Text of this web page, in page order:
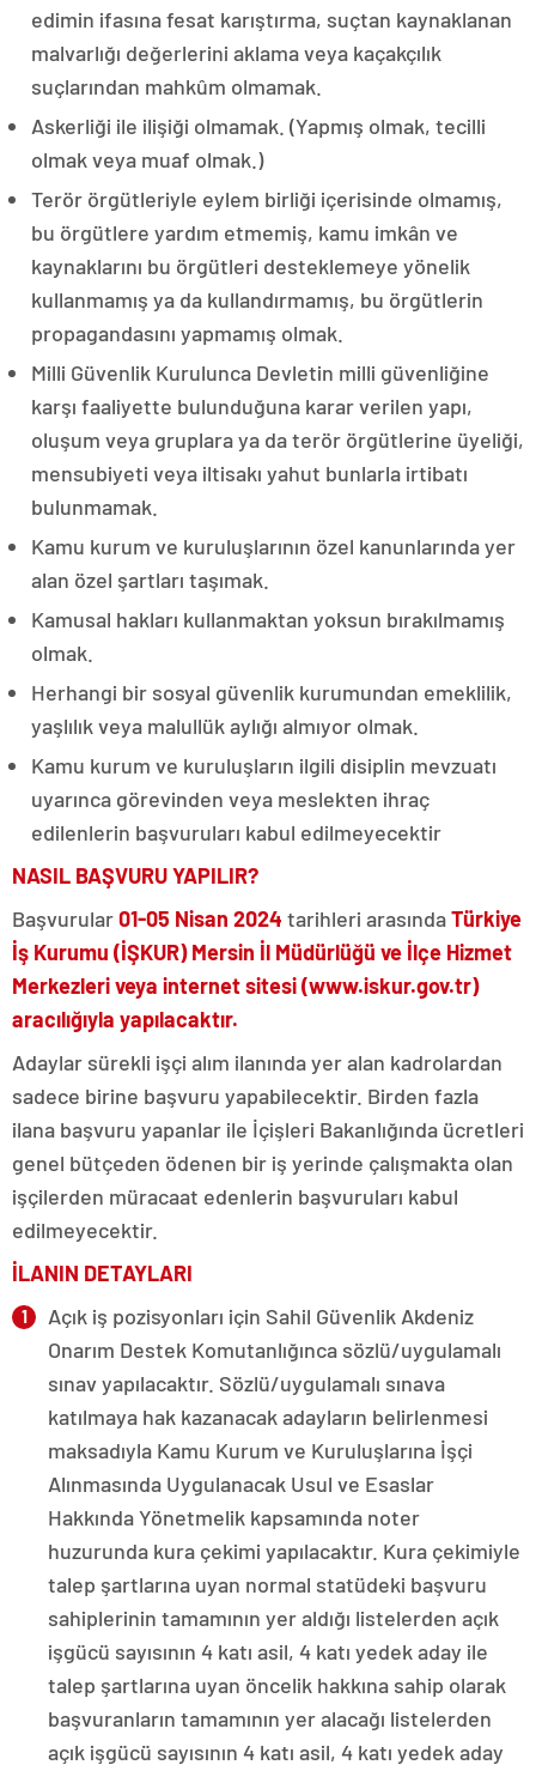
edimin ifasına fesat karıştırma, suçtan kaynaklanan
malvarlığı değerlerini aklama veya kaçakçılık
suçlarından mahkûm olmamak.
Askerliği ile ilişiği olmamak. (Yapmış olmak, tecilli
olmak veya muaf olmak.)
Terör örgütleriyle eylem birliği içerisinde olmamış,
bu örgütlere yardım etmemiş, kamu imkân ve
kaynaklarını bu örgütleri desteklemeye yönelik
kullanmamış ya da kullandırmamış, bu örgütlerin
propagandasını yapmamış olmak.
Milli Güvenlik Kurulunca Devletin milli güvenliğine
karşı faaliyette bulunduğuna karar verilen yapı,
oluşum veya gruplara ya da terör örgütlerine üyeliği,
mensubiyeti veya iltisakı yahut bunlarla irtibatı
bulunmamak.
Kamu kurum ve kuruluşlarının özel kanunlarında yer
alan özel şartları taşımak.
Kamusal hakları kullanmaktan yoksun bırakılmamış
olmak.
Herhangi bir sosyal güvenlik kurumundan emeklilik,
yaşlılık veya malullük aylığı almıyor olmak.
Kamu kurum ve kuruluşların ilgili disiplin mevzuatı
uyarınca görevinden veya meslekten ihraç
edilenlerin başvuruları kabul edilmeyecektir
NASIL BAŞVURU YAPILIR?
Başvurular01-05 Nisan 2024 tarihleri arasındaTürkiye
İş Kurumu (İŞKUR) Mersin İl Müdürlüğü ve İlçe Hizmet
Merkezleri veya internet sitesi (www.iskur.gov.tr)
aracılığıyla yapılacaktır.
Adaylar sürekli işçi alım ilanında yer alan kadrolardan
sadece birine başvuru yapabilecektir. Birden fazla
ilana başvuru yapanlar ile İçişleri Bakanlığında ücretleri
genel bütçeden ödenen bir iş yerinde çalışmakta olan
işçilerden müracaat edenlerin başvuruları kabul
edilmeyecektir.
İLANIN DETAYLARI
Açık iş pozisyonları için Sahil Güvenlik Akdeniz
Onarım Destek Komutanlığınca sözlü/uygulamalı
sınav yapılacaktır. Sözlü/uygulamalı sınava
katılmaya hak kazanacak adayların belirlenmesi
maksadıyla Kamu Kurum ve Kuruluşlarına İşçi
Alınmasında Uygulanacak Usul ve Esaslar
Hakkında Yönetmelik kapsamında noter
huzurunda kura çekimi yapılacaktır. Kura çekimiyle
talep şartlarına uyan normal statüdeki başvuru
sahiplerinin tamamının yer aldığı listelerden açık
işgücü sayısının 4 katı asil, 4 katı yedek aday ile
talep şartlarına uyan öncelik hakkına sahip olarak
başvuranların tamamının yer alacağı listelerden
açık işgücü sayısının 4 katı asil, 4 katı yedek aday